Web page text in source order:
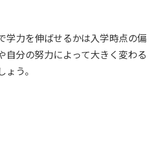
学力を伸ばせるかは入学時点の偏
自分の努力によって大きく変わる
う。